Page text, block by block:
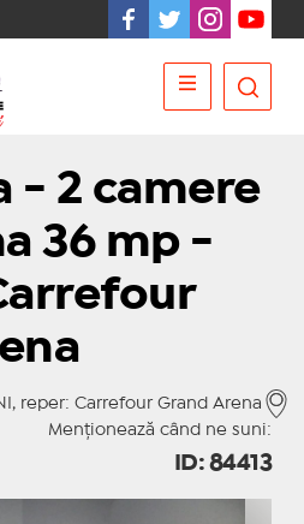
- 2 camere
36 mp -
reper: Carrefour Grand Arena
Menționează când ne suni:
ID: 84413